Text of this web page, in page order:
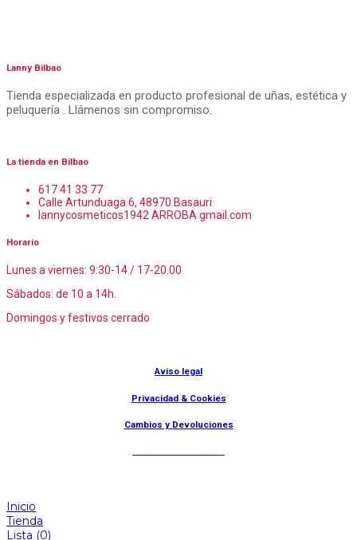
Lanny Bilbao
Tienda especializada en producto profesional de uñas, estética y
peluquería . Llámenos sin compromiso.
La tienda en Bilbao
617 41 33 77
Calle Artunduaga 6, 48970 Basauri
lannycosmeticos1942 ARROBA gmail.com
Horario
Lunes a viernes: 9:30-14 / 17-20.00
Sábados: de 10 a 14h.
Domingos y festivos cerrado
Aviso legal
Privacidad & Cookies
Cambios y Devoluciones
Inicio
Tienda
Lista (0)